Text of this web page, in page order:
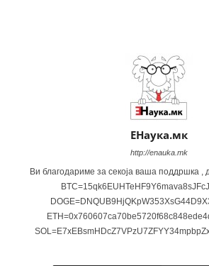
ЕНаука.мк
http://enauka.mk
Ви благодариме за секоја ваша поддршка ,